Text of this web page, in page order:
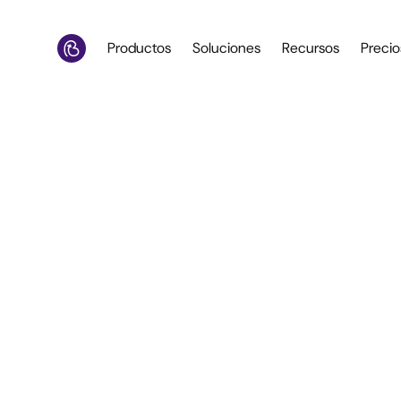
Productos Soluciones Recursos